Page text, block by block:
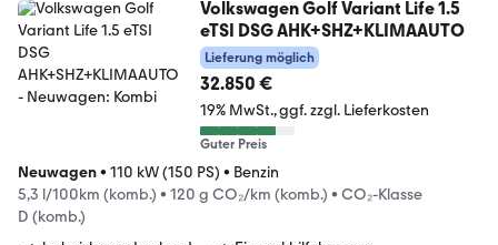
Volkswagen Golf Variant Life 1.5
eTSI DSG AHK+SHZ+KLIMAAUTO
Lieferung möglich
32.850 €
19% MwSt. ggf. zzgl. Lieferkosten
Guter Preis
Neuwagen• 110 kW (150 PS) • Benzin
5,3 l/100km (komb.) • 120 g CO₂/km (komb.) • CO₂-Klasse
D (komb.)